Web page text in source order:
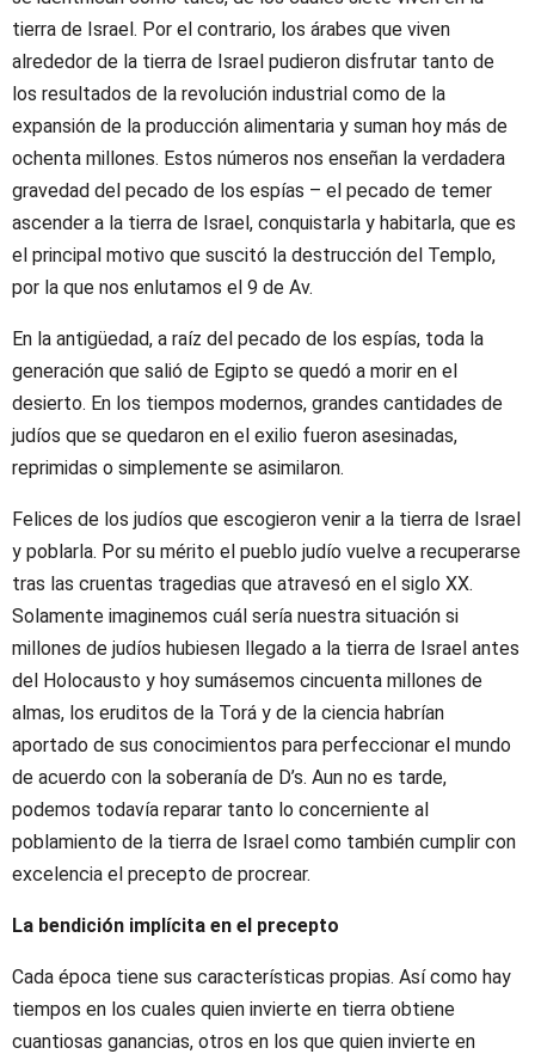
tierra de Israel. Por el contrario, los árabes que viven
alrededor de la tierra de Israel pudieron disfrutar tanto de
los resultados de la revolución industrial como de la
expansión de la producción alimentaria y suman hoy más de
ochenta millones. Estos números nos enseñan la verdadera
gravedad del pecado de los espías – el pecado de temer
ascender a la tierra de Israel, conquistarla y habitarla, que es
el principal motivo que suscitó la destrucción del Templo,
por la que nos enlutamos el 9 de Av.
En la antigüedad, a raíz del pecado de los espías, toda la
generación que salió de Egipto se quedó a morir en el
desierto. En los tiempos modernos, grandes cantidades de
judíos que se quedaron en el exilio fueron asesinadas,
reprimidas o simplemente se asimilaron.
Felices de los judíos que escogieron venir a la tierra de Israel
y poblarla. Por su mérito el pueblo judío vuelve a recuperarse
tras las cruentas tragedias que atravesó en el siglo XX.
Solamente imaginemos cuál sería nuestra situación si
millones de judíos hubiesen llegado a la tierra de Israel antes
del Holocausto y hoy sumásemos cincuenta millones de
almas, los eruditos de la Torá y de la ciencia habrían
aportado de sus conocimientos para perfeccionar el mundo
de acuerdo con la soberanía de D’s. Aun no es tarde,
podemos todavía reparar tanto lo concerniente al
poblamiento de la tierra de Israel como también cumplir con
excelencia el precepto de procrear.
La bendición implícita en el precepto
Cada época tiene sus características propias. Así como hay
tiempos en los cuales quien invierte en tierra obtiene
cuantiosas ganancias, otros en los que quien invierte en